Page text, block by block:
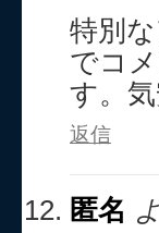
特別
でコ
す。
返信
匿名